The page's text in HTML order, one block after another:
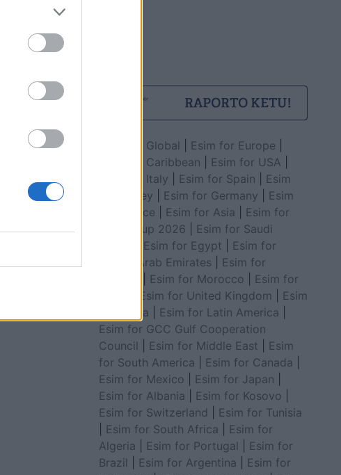
Esim for Global Esim for Europe
Esim for Caribbean
Esim for USA
Esim for Italy
Esim for Spain
Esim
for Turkey
Esim for Germany
Esim
for Greece
Esim for Asia
Esim for
World Cup 2026
Esim for Saudi
Esim for Egypt
Esim for
United Arab Emirates
Esim for
Esim for Morocco
Esim for
Esim for United Kingdom
Esim
for Africa
Esim for Latin America
Esim for GCC Gulf Cooperation
Council
Esim for Middle East
Esim
for South America
Esim for Canada
Esim for Mexico
Esim for Japan
Esim for Albania
Esim for Kosovo
Esim for Switzerland
Esim for Tunisia
Esim for South Africa
Esim for
Algeria
Esim for Portugal
Esim for
Brazil
Esim for Argentina
Esim for